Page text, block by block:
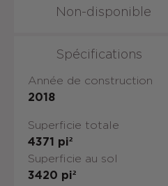
Non-disponible
Spécifications
Année de construction
2018
Superficie totale
4371 pi²
Superficie au sol
3420 pi²